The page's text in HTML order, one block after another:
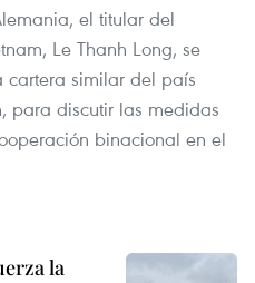
el titular del
Le Thanh Long, se
cartera similar del país
para discutir las medidas
binacional en el
la